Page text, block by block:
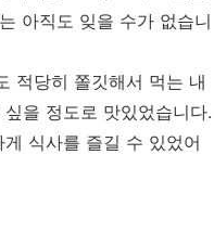
아직도 잊을 수가 없습니
적당히 쫄깃해서 먹는 내
을 정도로 맛있었습니다.
식사를 즐길 수 있었어